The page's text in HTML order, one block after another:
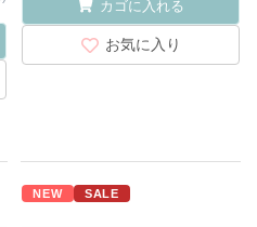
カゴに入れる
お気に入り
NEW SALE